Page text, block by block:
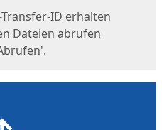
ID erhalten
Dateien abrufen